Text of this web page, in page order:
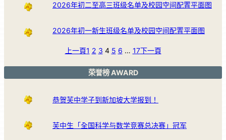
2026年初二至高三班级名单及校园空间配置平面图
2026年初一新生班级名单及校园空间配置平面图
上一頁1 2 3 4 5 6 … 17下一頁
荣誉榜 AWARD
恭贺芙中学子到新加坡大学报到！
芙中生「全国科学与数学竞赛总决赛」冠军